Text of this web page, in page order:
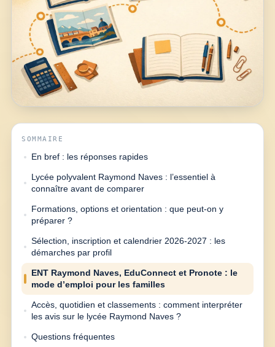
SOMMAIRE
En bref : les réponses rapides
Lycée polyvalent Raymond Naves : l’essentiel à
connaître avant de comparer
Formations, options et orientation : que peut-on y
préparer ?
Sélection, inscription et calendrier 2026-2027 : les
démarches par profil
ENT Raymond Naves, EduConnect et Pronote : le
mode d’emploi pour les familles
Accès, quotidien et classements : comment interpréter
les avis sur le lycée Raymond Naves ?
Questions fréquentes